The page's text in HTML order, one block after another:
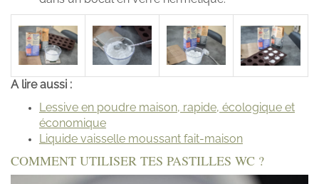
A lire aussi :
Lessive en poudre maison, rapide, écologique et
économique
Liquide vaisselle moussant fait-maison
COMMENT UTILISER TES PASTILLES WC ?